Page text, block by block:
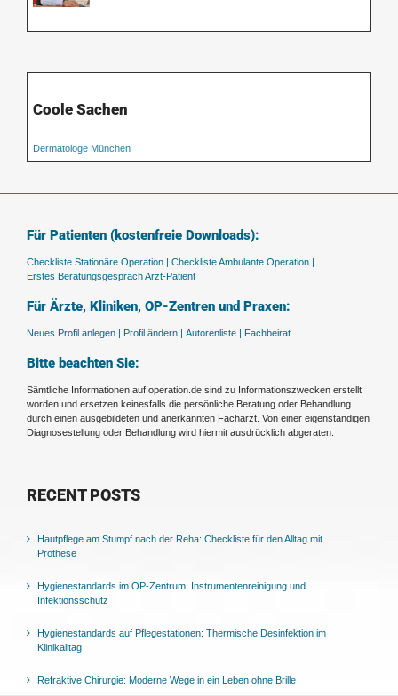
Coole Sachen
Dermatologe München
Für Patienten (kostenfreie Downloads):
Checkliste Stationäre Operation |
Checkliste Ambulante Operation |
Erstes Beratungsgespräch Arzt-Patient
Für Ärzte, Kliniken, OP-Zentren und Praxen:
Neues Profil anlegen | Profil ändern | Autorenliste | Fachbeirat
Bitte beachten Sie:
Sämtliche Informationen auf operation.de sind zu Informationszwecken erstellt
worden und ersetzen keinesfalls die persönliche Beratung oder Behandlung
durch einen ausgebildeten und anerkannten Facharzt. Von einer eigenständigen
Diagnosestellung oder Behandlung wird hiermit ausdrücklich abgeraten.
RECENT POSTS
Hautpflege am Stumpf nach der Reha: Checkliste für den Alltag mit
Prothese
Hygienestandards im OP-Zentrum: Instrumentenreinigung und
Infektionsschutz
Hygienestandards auf Pflegestationen: Thermische Desinfektion im
Klinikalltag
Refraktive Chirurgie: Moderne Wege in ein Leben ohne Brille